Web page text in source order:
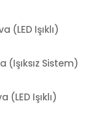
(LED Işıklı)
(Işıksız Sistem)
(LED Işıklı)